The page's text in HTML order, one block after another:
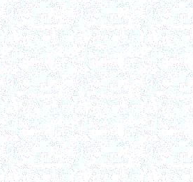
Когда
собран и
истины
виде